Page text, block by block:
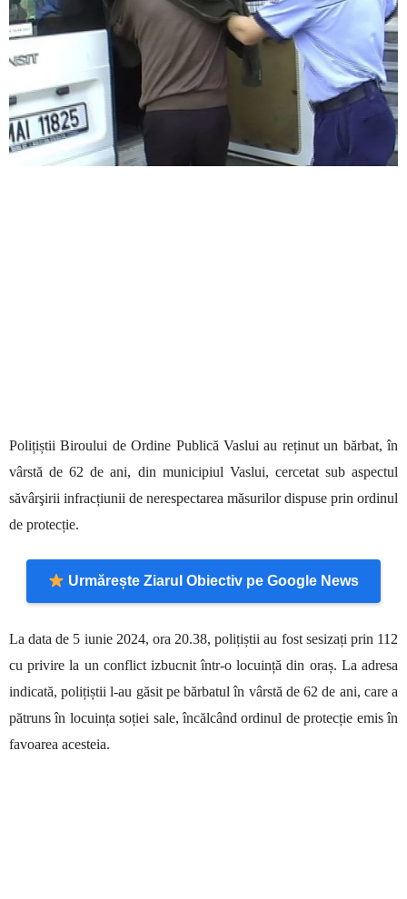
Polițiștii Biroului de Ordine Publică Vaslui au reținut un bărbat, în
vârstă de 62 de ani, din municipiul Vaslui, cercetat sub aspectul
săvârşirii infracțiunii de nerespectarea măsurilor dispuse prin ordinul
de protecție.
Urmărește Ziarul Obiectiv pe Google News
La data de 5 iunie 2024, ora 20.38, polițiștii au fost sesizați prin 112
cu privire la un conflict izbucnit într-o locuință din oraș. La adresa
indicată, polițiștii l-au găsit pe bărbatul în vârstă de 62 de ani, care a
pătruns în locuința soției sale, încălcând ordinul de protecție emis în
favoarea acesteia.